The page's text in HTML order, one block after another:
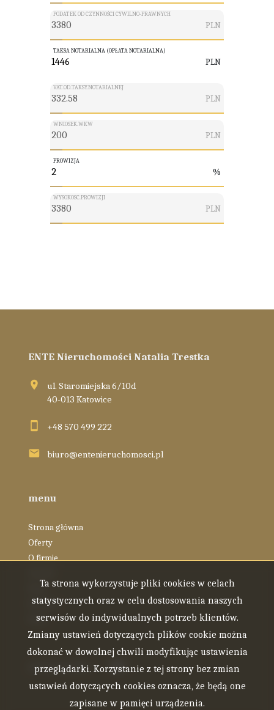
PODATEK OD CZYNNOŚCI CYWILNO-PRAWNYCH
PLN
TAKSA NOTARIALNA (OPŁATA NOTARIALNA)
PLN
VAT.OD.TAKSY.NOTARIALNEJ
PLN
WNIOSEK.WKW
PLN
PROWIZJA
%
WYSOKOSC.PROWIZJI
PLN
ENTE Nieruchomości Natalia Trestka
ul. Staromiejska 6/10d
40-013 Katowice
+48 570 499 222
biuro@entenieruchomosci.pl
menu
Strona główna
Oferty
O firmie
Blog
Kontakt
Rodo
social.media Facebook
Facebook
Ta strona wykorzystuje pliki cookies w celach
statystycznych oraz w celu dostosowania naszych
serwisów do indywidualnych potrzeb klientów.
Zmiany ustawień dotyczących plików cookie można
dokonać w dowolnej chwili modyfikując ustawienia
przeglądarki. Korzystanie z tej strony bez zmian
ustawień dotyczących cookies oznacza, że będą one
zapisane w pamięci urządzenia.